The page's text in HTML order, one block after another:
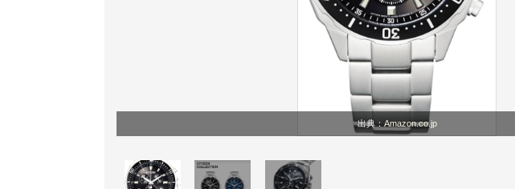
出典： Amazon.co.jp